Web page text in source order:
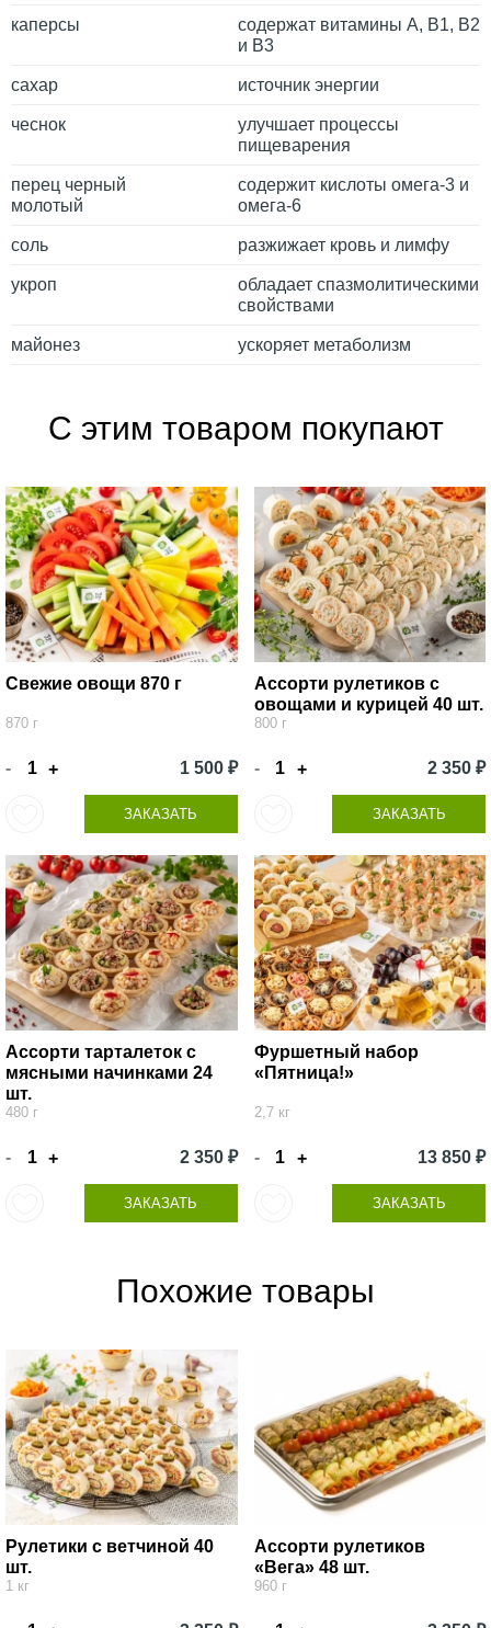
каперсы
содержат витамины А, B1, B2
и B3
сахар источник энергии
чеснок
улучшает процессы
пищеварения
перец черный
молотый
содержит кислоты омега-3 и
омега-6
соль разжижает кровь и лимфу
укроп
обладает спазмолитическими
свойствами
майонез ускоряет метаболизм
С этим товаром покупают
Свежие овощи 870 г
870 г
- + 1 500 ₽
ЗАКАЗАТЬ
Ассорти рулетиков с
овощами и курицей 40 шт.
800 г
- + 2 350 ₽
ЗАКАЗАТЬ
Ассорти тарталеток с
мясными начинками 24
шт.
480 г
- + 2 350 ₽
ЗАКАЗАТЬ
Фуршетный набор
«Пятница!»
2,7 кг
- + 13 850 ₽
ЗАКАЗАТЬ
Похожие товары
Рулетики с ветчиной 40
шт.
1 кг
Ассорти рулетиков
«Вега» 48 шт.
960 г